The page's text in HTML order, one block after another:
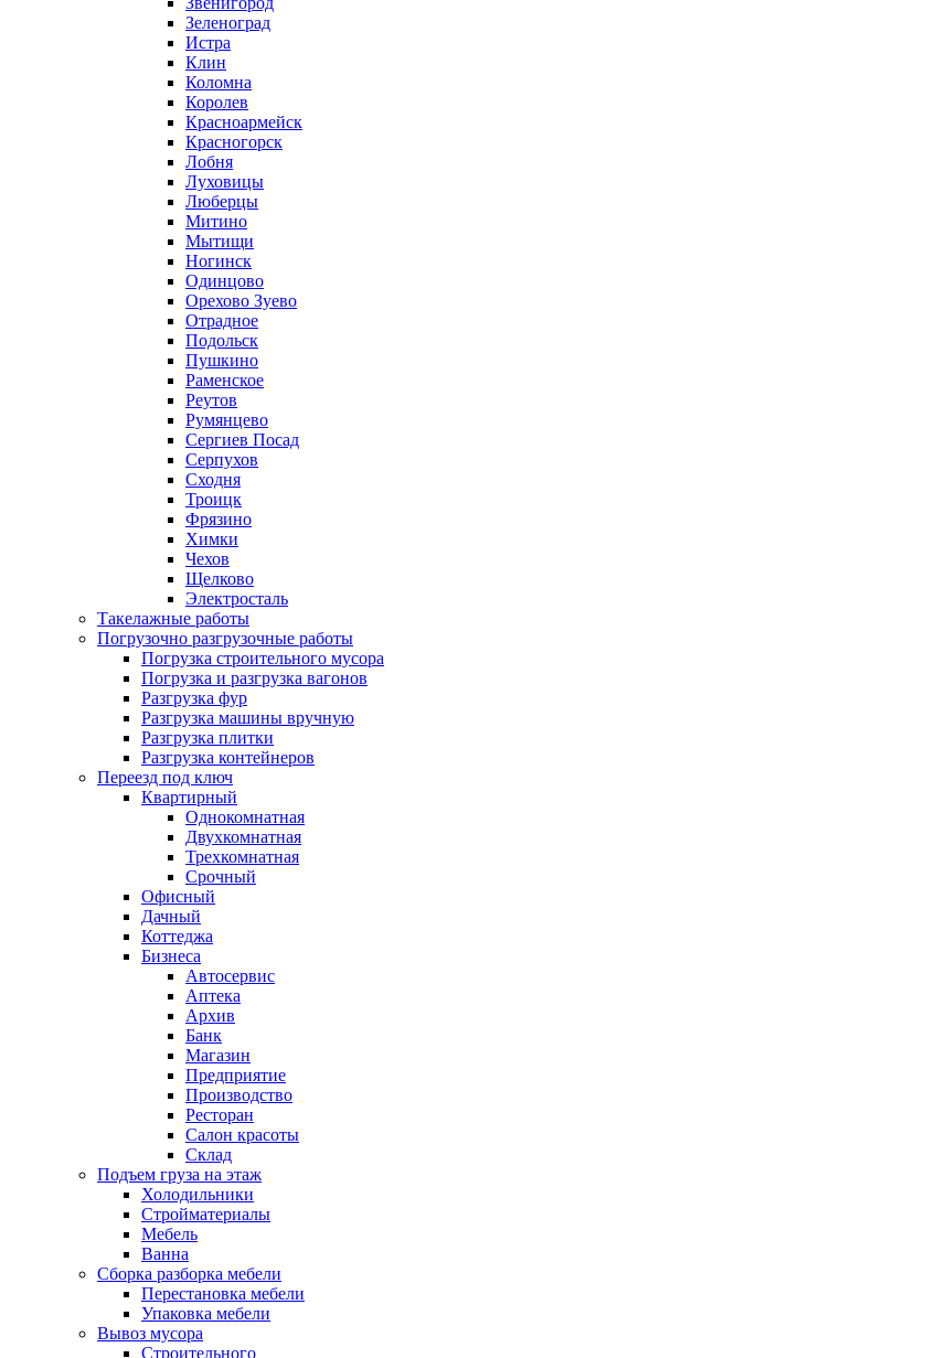
Зеленоград
Истра
Клин
Коломна
Королев
Красноармейск
Красногорск
Лобня
Луховицы
Люберцы
Митино
Мытищи
Ногинск
Одинцово
Орехово Зуево
Отрадное
Подольск
Пушкино
Раменское
Реутов
Румянцево
Сергиев Посад
Серпухов
Сходня
Троицк
Фрязино
Химки
Чехов
Щелково
Электросталь
Такелажные работы
Погрузочно разгрузочные работы
Погрузка строительного мусора
Погрузка и разгрузка вагонов
Разгрузка фур
Разгрузка машины вручную
Разгрузка плитки
Разгрузка контейнеров
Переезд под ключ
Квартирный
Однокомнатная
Двухкомнатная
Трехкомнатная
Срочный
Офисный
Дачный
Коттеджа
Бизнеса
Автосервис
Аптека
Архив
Банк
Магазин
Предприятие
Производство
Ресторан
Салон красоты
Склад
Подъем груза на этаж
Холодильники
Стройматериалы
Мебель
Ванна
Сборка разборка мебели
Перестановка мебели
Упаковка мебели
Вывоз мусора
Строительного